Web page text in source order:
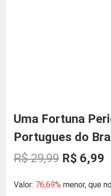
Uma Fortuna
Portugues do
R$29,99 O
p
R$ 6,99
p
Valor: 76,69% menor, que